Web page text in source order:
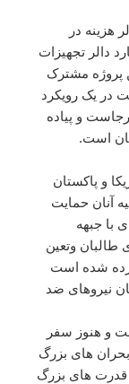
۳ تریلیون دالر هزینه در
رویکرد به ارزش ۸۵ میلیارد دالر تجهیزات
پروژه مشترک
در یک رویکرد
و پیاده
است.
و پاکستان
آنان حمایت
با جبهه
طالبان وتعین
شده است
نیروهای ضد
و هنوز سفر
های بزرگ
قدرت های بزرگ